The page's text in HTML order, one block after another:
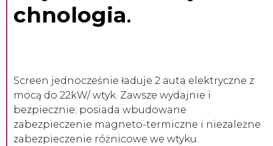
chnologia.
Screen jednocześnie ładuje 2 auta elektryczne z
mocą do 22kW/ wtyk. Zawsze wydajnie i
bezpiecznie: posiada wbudowane
zabezpieczenie magneto-termiczne i niezależne
zabezpieczenie różnicowe we wtyku.